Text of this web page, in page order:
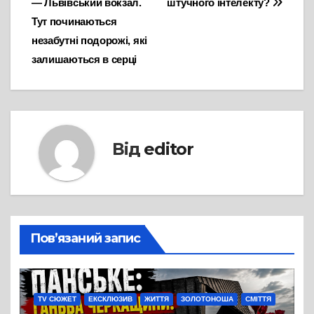
штучного інтелекту?
— Львівський вокзал.
Тут починаються
незабутні подорожі, які
залишаються в серці
Від editor
Пов’язаний запис
TV СЮЖЕТ ЕКСКЛЮЗИВ ЖИТТЯ ЗОЛОТОНОША СМІТТЯ